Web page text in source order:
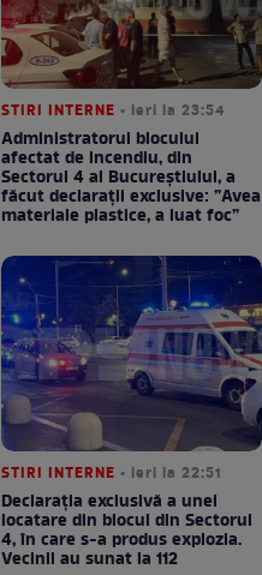
STIRI INTERNE • ieri la 23:54
Administratorul blocului
afectat de incendiu, din
Sectorul 4 al Bucureștiului, a
făcut declarații exclusive: ”Avea
materiale plastice, a luat foc”
STIRI INTERNE • ieri la 22:51
Declarația exclusivă a unei
locatare din blocul din Sectorul
4, în care s-a produs explozia.
Vecinii au sunat la 112